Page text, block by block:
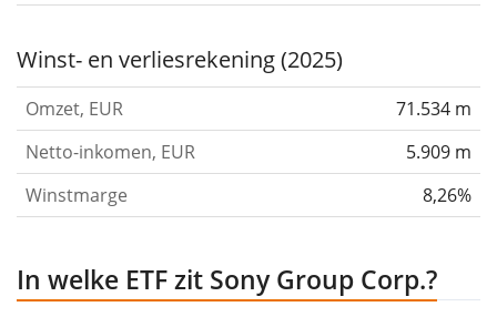
Winst- en verliesrekening (2025)
Omzet, EUR
71.534 m
Netto-inkomen, EUR
5.909 m
Winstmarge
8,26%
In welke ETF zit Sony Group Corp.?